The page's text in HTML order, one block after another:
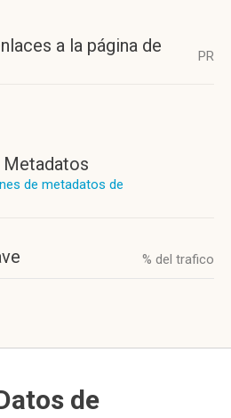
a la página de
PR
de metadatos de
% del trafico
de